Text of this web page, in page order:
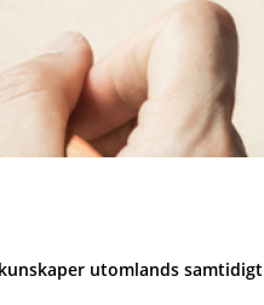
utomlands samtidigt